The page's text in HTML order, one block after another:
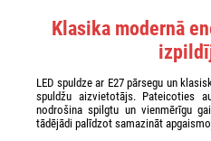
Klasika modernā
LED spuldze ar E27 pārsegu un
spuldžu aizvietotājs. Pateicoties
nodrošina spilgtu un vienmērīgu
tādējādi palīdzot samazināt